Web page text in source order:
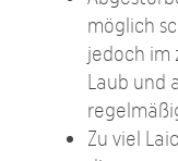
möglich
jedoch im
Laub und
Zu viel